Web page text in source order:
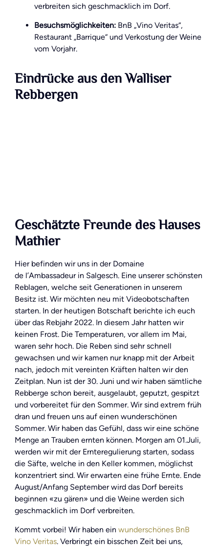
verbreiten sich geschmacklich im Dorf.
Besuchsmöglichkeiten: BnB „Vino Veritas“,
Restaurant „Barrique“ und Verkostung der Weine
vom Vorjahr.
Eindrücke aus den Walliser
Rebbergen
Geschätzte Freunde des Hauses
Mathier
Hier befinden wir uns in der Domaine
de l’Ambassadeur in Salgesch. Eine unserer schönsten
Reblagen, welche seit Generationen in unserem
Besitz ist. Wir möchten neu mit Videobotschaften
starten. In der heutigen Botschaft berichte ich euch
über das Rebjahr 2022. In diesem Jahr hatten wir
keinen Frost. Die Temperaturen, vor allem im Mai,
waren sehr hoch. Die Reben sind sehr schnell
gewachsen und wir kamen nur knapp mit der Arbeit
nach, jedoch mit vereinten Kräften halten wir den
Zeitplan. Nun ist der 30. Juni und wir haben sämtliche
Rebberge schon bereit, ausgelaubt, geputzt, gespitzt
und vorbereitet für den Sommer. Wir sind extrem früh
dran und freuen uns auf einen wunderschönen
Sommer. Wir haben das Gefühl, dass wir eine schöne
Menge an Trauben ernten können. Morgen am 01.Juli,
werden wir mit der Ernteregulierung starten, sodass
die Säfte, welche in den Keller kommen, möglichst
konzentriert sind. Wir erwarten eine frühe Ernte. Ende
August/Anfang September wird das Dorf bereits
beginnen «zu gären» und die Weine werden sich
geschmacklich im Dorf verbreiten.
Kommt vorbei! Wir haben ein wunderschönes BnB
Vino Veritas. Verbringt ein bisschen Zeit bei uns,